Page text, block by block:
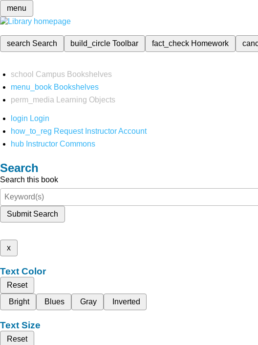
menu
search Search build_circleToolbar fact_check Homework
school Campus Bookshelves
menu_book Bookshelves
perm_media
Learning Objects
login Login
how_to_reg Request Instructor Account
hub Instructor Commons
Search
Search this book
Submit Search
x
Text Color
Reset
Bright
Blues Gray Inverted
Text Size
Reset